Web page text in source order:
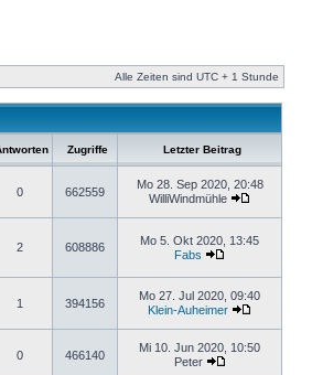
Alle Zeiten sind UTC + 1 Stunde
Zugriffe Letzter Beitrag
0 662559
Mo 28. Sep 2020, 20:48
WilliWindmühle
2 608886
Mo 5. Okt 2020, 13:45
Fabs
1 394156
Mo 27. Jul 2020, 09:40
Klein-Auheimer
0 466140
Mi 10. Jun 2020, 10:50
Peter